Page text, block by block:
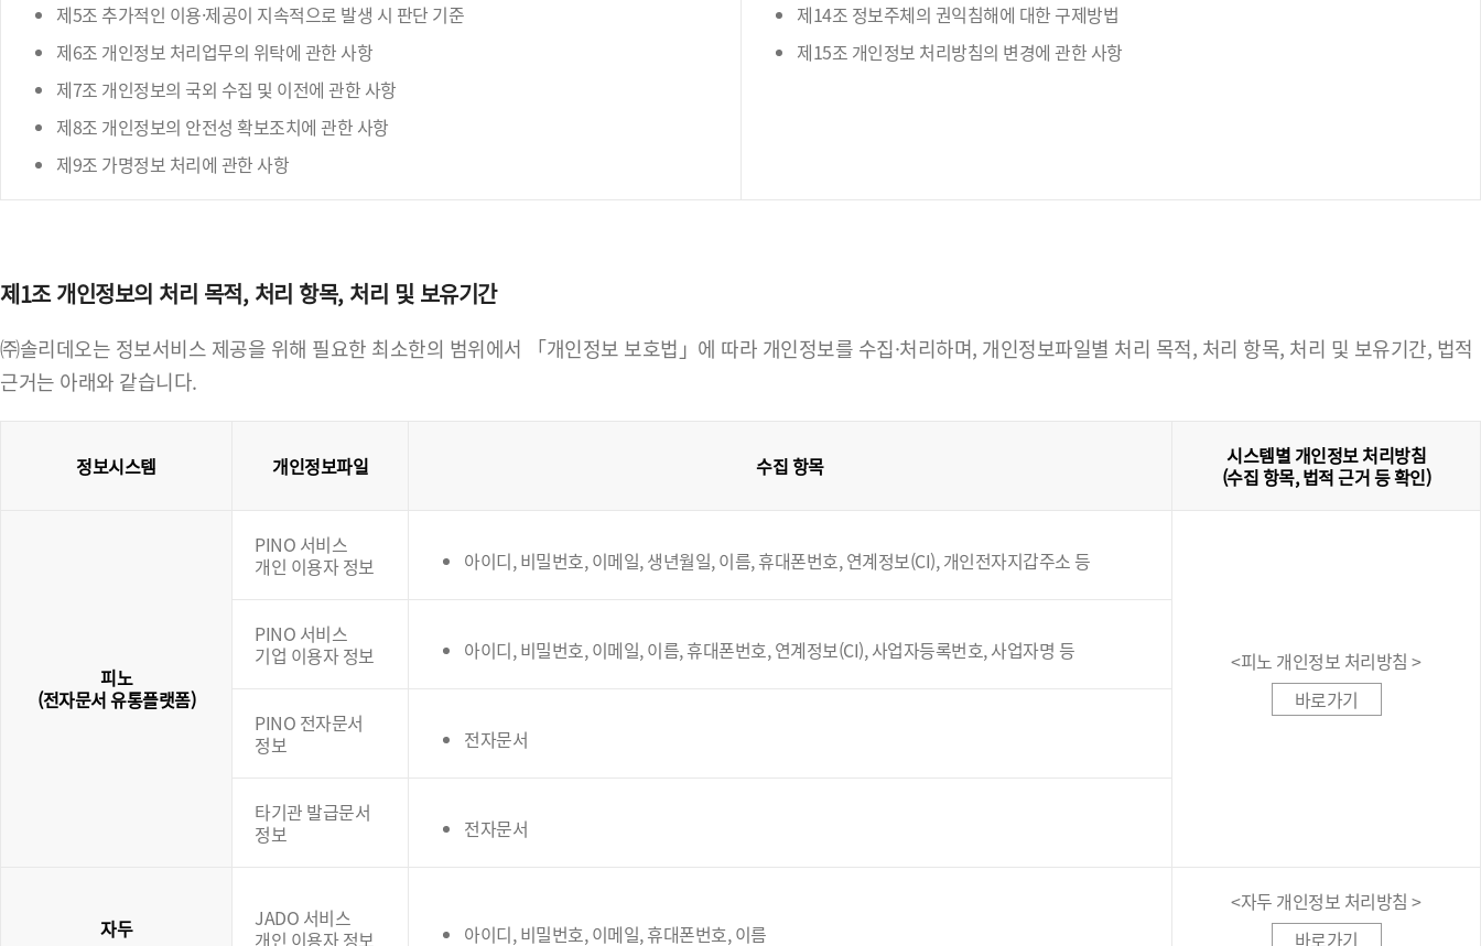
제5조 추가적인 이용·제공이 지속적으로 발생 시 판단 기준
제6조 개인정보 처리업무의 위탁에 관한 사항
제7조 개인정보의 국외 수집 및 이전에 관한 사항
제8조 개인정보의 안전성 확보조치에 관한 사항
제9조 가명정보 처리에 관한 사항
제14조 정보주체의 권익침해에 대한 구제방법
제15조 개인정보 처리방침의 변경에 관한 사항
제1조 개인정보의 처리 목적, 처리 항목, 처리 및 보유기간
㈜솔리데오는 정보서비스 제공을 위해 필요한 최소한의 범위에서 「개인정보 보호법」에 따라 개인정보를 수집·처리하며, 개인정보파일별 처리 목적, 처리 항목, 처리 및 보유기간, 법적
근거는 아래와 같습니다.
정보시스템 개인정보파일 수집 항목
시스템별 개인정보 처리방침
(수집 항목, 법적 근거 등 확인)
피노
(전자문서 유통플랫폼)
PINO 서비스
개인 이용자 정보
아이디, 비밀번호, 이메일, 생년월일, 이름, 휴대폰번호, 연계정보(CI), 개인전자지갑주소 등
<피노 개인정보 처리방침 >
바로가기
PINO 서비스
기업 이용자 정보
아이디, 비밀번호, 이메일, 이름, 휴대폰번호, 연계정보(CI), 사업자등록번호, 사업자명 등
PINO 전자문서
정보
전자문서
타기관 발급문서
정보
전자문서
자두
JADO 서비스
개인 이용자 정보
아이디, 비밀번호, 이메일, 휴대폰번호, 이름
<자두 개인정보 처리방침 >
바로가기